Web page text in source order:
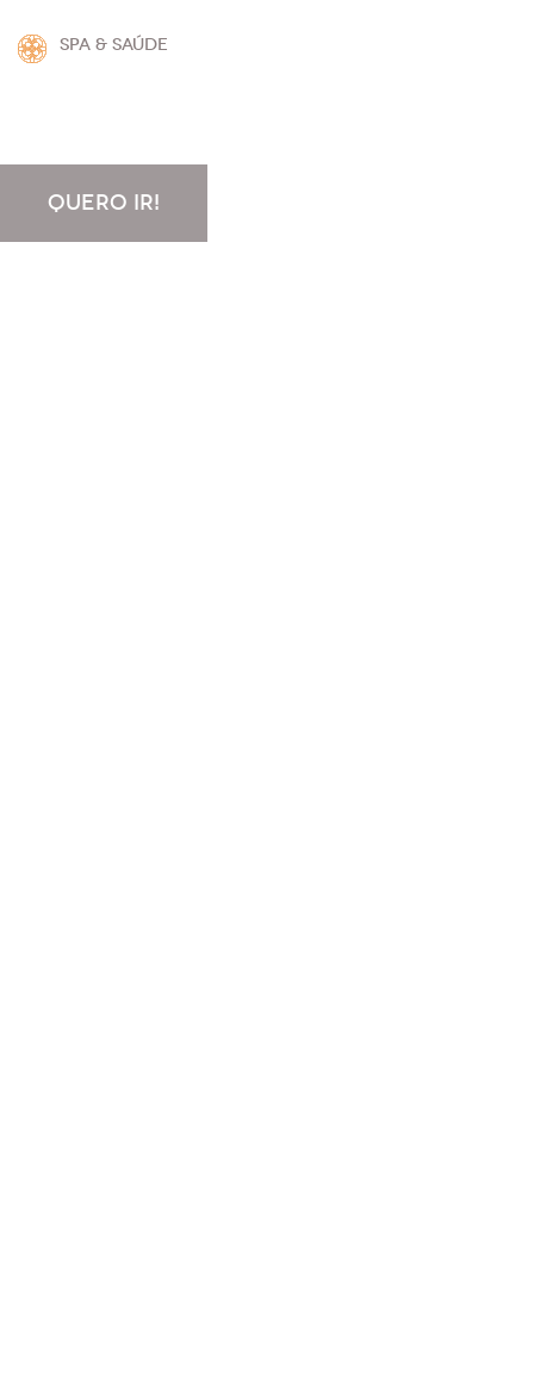
SPA & SAÚDE
QUERO IR!